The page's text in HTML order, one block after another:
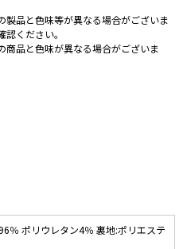
品と色味等が異なる場合がございま
ください。
品と色味が異なる場合がございま
％ ポリウレタン4％ 裏地:ポリエステ